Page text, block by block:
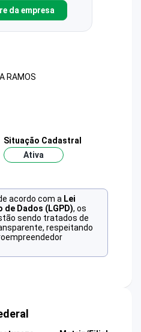
da empresa
RAMOS
Situação Cadastral
Ativa
acordo com a Lei
de Dados (LGPD), os
sendo tratados de
respeitando